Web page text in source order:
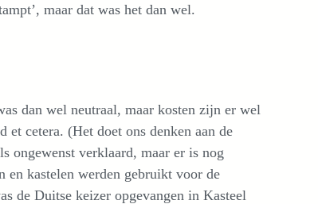
maar dat was het dan wel.
dan wel neutraal, maar kosten zijn er wel
cetera. (Het doet ons denken aan de
ongewenst verklaard, maar er is nog
en kastelen werden gebruikt voor de
de Duitse keizer opgevangen in Kasteel